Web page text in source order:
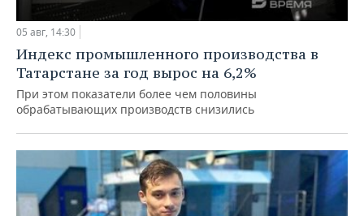
05 авг, 14:30
Индекс промышленного производства в
Татарстане за год вырос на 6,2%
При этом показатели более чем половины
обрабатывающих производств снизились